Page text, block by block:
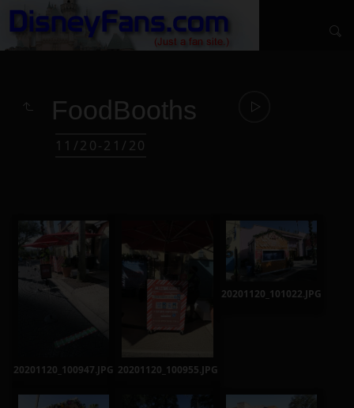
FoodBooths
11/20-21/20
20201120_100947.JPG 20201120_100955.JPG
20201120_101022.JPG